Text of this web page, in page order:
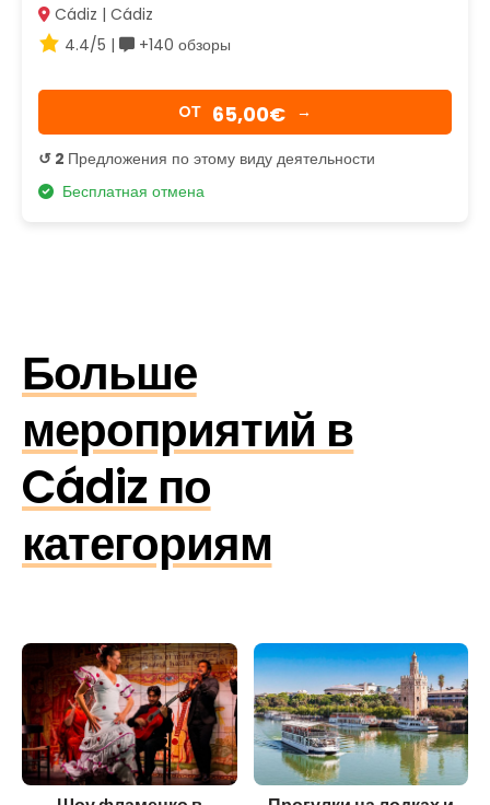
Cádiz | Cádiz
4.4/5 |
+140 обзоры
OТ 65,00€ →
↺ 2 Предложения по этому виду деятельности
Бесплатная отмена
Больше
мероприятий в
Cádiz по
категориям